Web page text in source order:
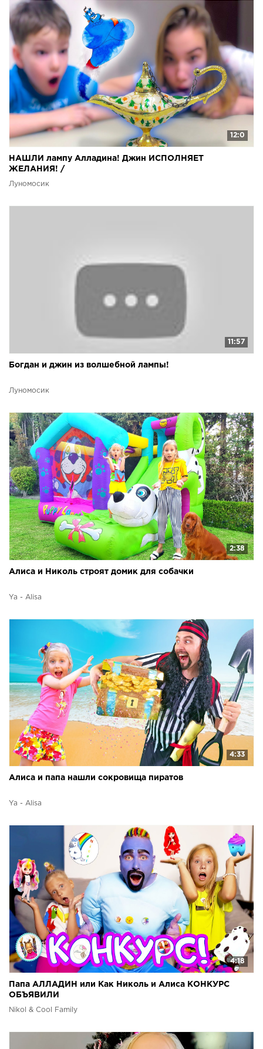
12:0
НАШЛИ лампу Алладина! Джин ИСПОЛНЯЕТ
ЖЕЛАНИЯ! /
Луномосик
11:57
Богдан и джин из волшебной лампы!
Луномосик
2:38
Алиса и Николь строят домик для собачки
Ya - Alisa
4:33
Алиса и папа нашли сокровища пиратов
Ya - Alisa
4:18
Папа АЛЛАДИН или Как Николь и Алиса КОНКУРС
ОБЪЯВИЛИ
Nikol & Cool Family